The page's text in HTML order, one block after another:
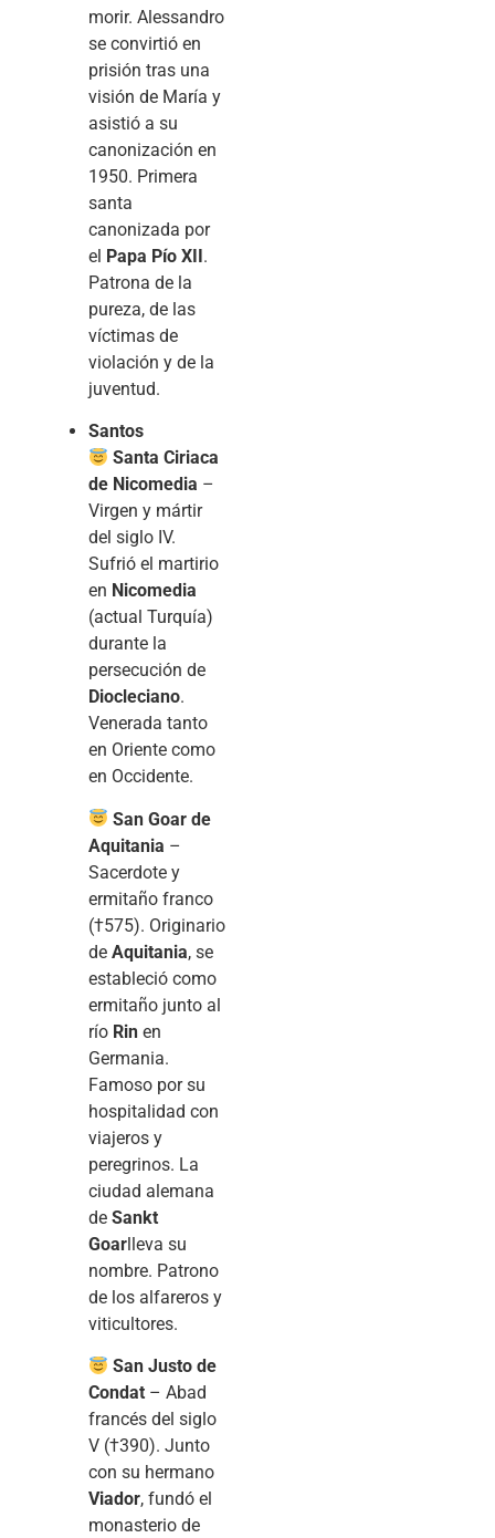
morir. Alessandro
se convirtió en
prisión tras una
visión de María y
asistió a su
canonización en
1950. Primera
santa
canonizada por
el Papa Pío XII.
Patrona de la
pureza, de las
víctimas de
violación y de la
juventud.
Santos
Santa Ciriaca
de Nicomedia –
Virgen y mártir
del siglo IV.
Sufrió el martirio
en Nicomedia
(actual Turquía)
durante la
persecución de
Diocleciano.
Venerada tanto
en Oriente como
en Occidente.
San Goar de
Aquitania –
Sacerdote y
ermitaño franco
(†575). Originario
de Aquitania, se
estableció como
ermitaño junto al
río Rin en
Germania.
Famoso por su
hospitalidad con
viajeros y
peregrinos. La
ciudad alemana
de Sankt
Goarlleva su
nombre. Patrono
de los alfareros y
viticultores.
San Justo de
Condat – Abad
francés del siglo
V (†390). Junto
con su hermano
Viador, fundó el
monasterio de